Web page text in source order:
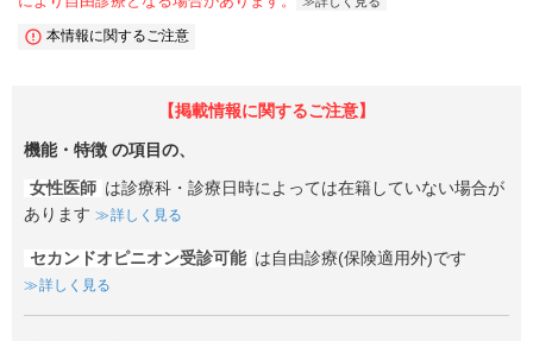
本情報に関するご注意
【掲載情報に関するご注意】
機能・特徴 の項目の、
女性医師 は診療科・診療日時によっては在籍していない場合が
あります
詳しく見る
セカンドオピニオン受診可能 は自由診療(保険適用外)です
詳しく見る